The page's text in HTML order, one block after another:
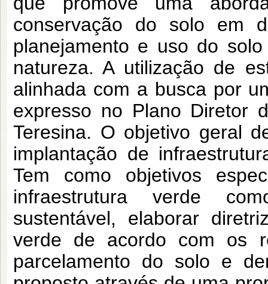
conservação do solo em
planejamento e uso do
natureza. A utilização de
alinhada com a busca por
expresso no Plano Diretor
Teresina. O objetivo geral
implantação de
Tem como objetivos
infraestrutura verde
sustentável, elaborar
verde de acordo com os
parcelamento do solo e